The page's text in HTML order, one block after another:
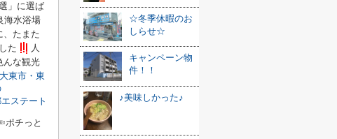
」に選ば
海水浴場
、たまた
た
人
んな観光
大東市・東
ステート
チっと
☆冬季休暇のお
しらせ☆
キャンペーン物
件！！
♪美味しかった♪